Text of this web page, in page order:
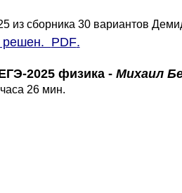
из сборника 30 вариантов
решен. PDF.
2025 физика - Михаил
26 мин.